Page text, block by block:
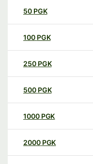
50 PGK
100 PGK
250 PGK
500 PGK
1000 PGK
2000 PGK